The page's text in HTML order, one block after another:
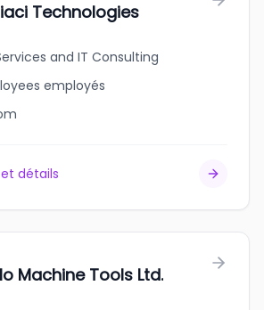
Technologies
and IT Consulting
employés
détails
Machine Tools Ltd.